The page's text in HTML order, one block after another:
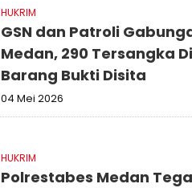
HUKRIM
GSN dan Patroli
Medan, 290 Tersangka
Barang Bukti Disita
04 Mei 2026
HUKRIM
Polrestabes Medan